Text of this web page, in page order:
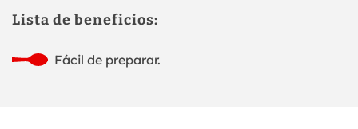
Lista de beneficios:
Fácil de preparar.